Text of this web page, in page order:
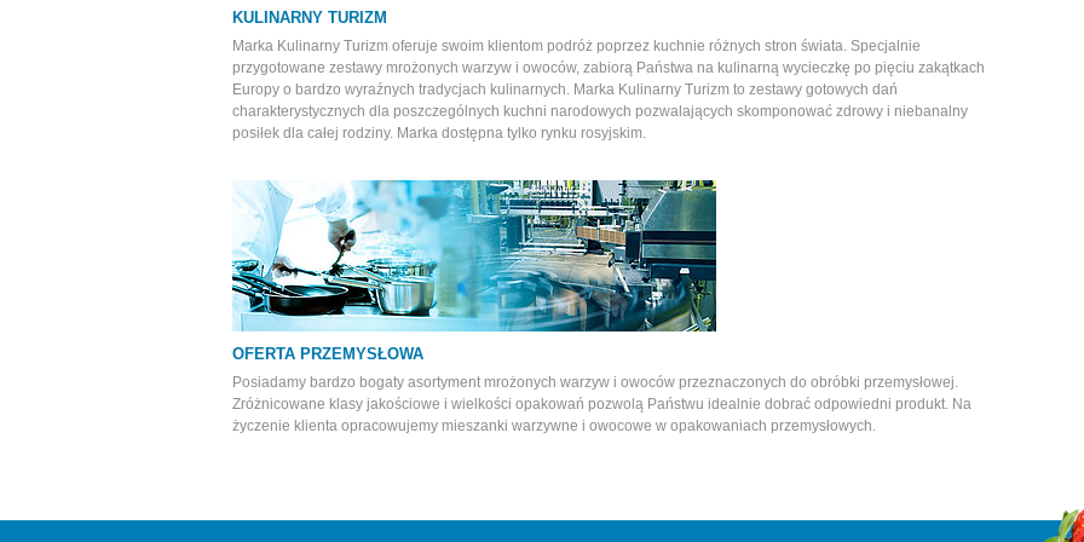
KULINARNY TURIZM
Marka Kulinarny Turizm oferuje swoim klientom podróż poprzez kuchnie różnych stron świata. Specjalnie
przygotowane zestawy mrożonych warzyw i owoców, zabiorą Państwa na kulinarną wycieczkę po pięciu zakątkach
Europy o bardzo wyraźnych tradycjach kulinarnych. Marka Kulinarny Turizm to zestawy gotowych dań
charakterystycznych dla poszczególnych kuchni narodowych pozwalających skomponować zdrowy i niebanalny
posiłek dla całej rodziny. Marka dostępna tylko rynku rosyjskim.
OFERTA PRZEMYSŁOWA
Posiadamy bardzo bogaty asortyment mrożonych warzyw i owoców przeznaczonych do obróbki przemysłowej.
Zróżnicowane klasy jakościowe i wielkości opakowań pozwolą Państwu idealnie dobrać odpowiedni produkt. Na
życzenie klienta opracowujemy mieszanki warzywne i owocowe w opakowaniach przemysłowych.